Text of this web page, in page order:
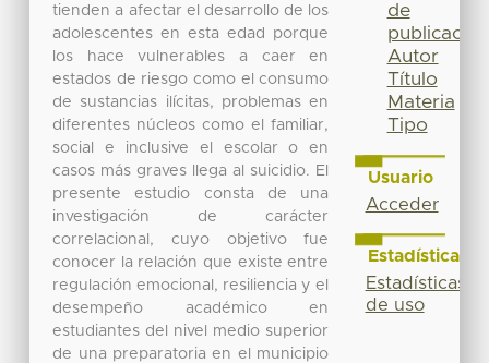
tienden a afectar el desarrollo de los
adolescentes en esta edad porque
los hace vulnerables a caer en
estados de riesgo como el consumo
de sustancias ilícitas, problemas en
diferentes núcleos como el familiar,
social e inclusive el escolar o en
casos más graves llega al suicidio. El
presente estudio consta de una
investigación de carácter
correlacional, cuyo objetivo fue
conocer la relación que existe entre
regulación emocional, resiliencia y el
desempeño académico en
estudiantes del nivel medio superior
de una preparatoria en el municipio
de
publicación
Autor
Título
Materia
Tipo
Usuario
Acceder
Estadísticas
Estadísticas
de uso